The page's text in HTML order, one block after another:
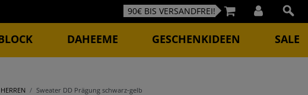
90€ BIS VERSANDFREI!
DAHEEME GESCHENKIDEEN SALE
HERREN Sweater DD Prägung schwarz-gelb